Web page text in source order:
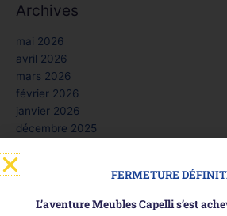
Archives
mai 2026
avril 2026
mars 2026
février 2026
janvier 2026
décembre 2025
octobre 2025
septembre 2025
août 2025
FERMETURE
L’aventure Meubles Capelli s’est